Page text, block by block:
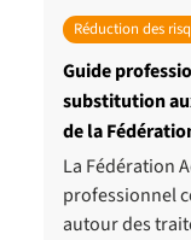
Réduction des
Guide
substitution
de la
La Fédération
professionnel
autour des